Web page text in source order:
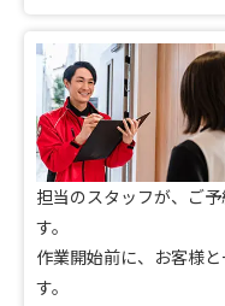
担当のスタッフが、ご
す。
作業開始前に、お客様
す。